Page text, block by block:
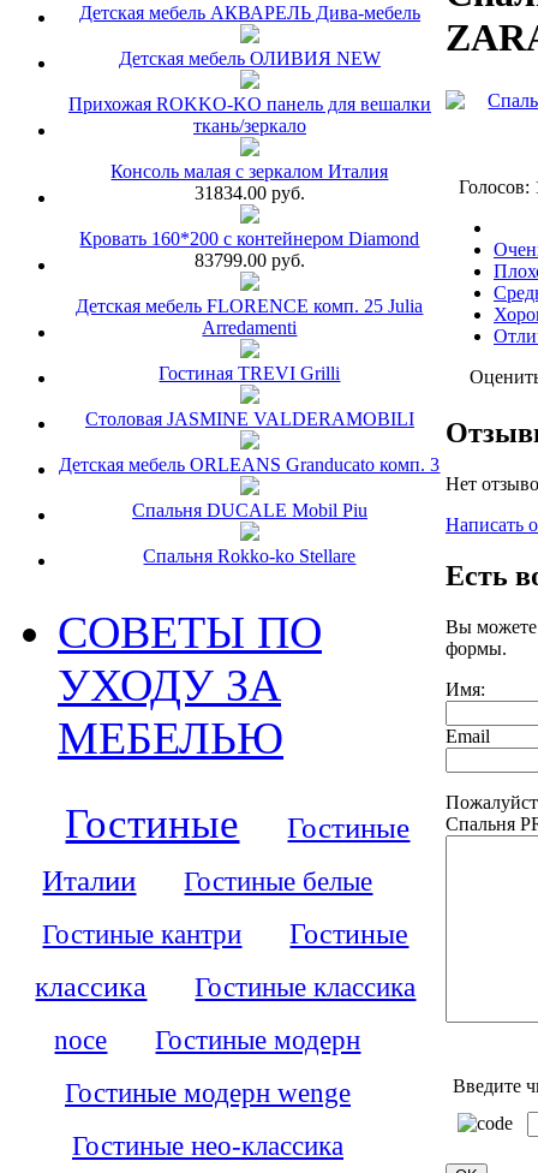
Детская мебель АКВАРЕЛЬ Дива-мебель
Детская мебель ОЛИВИЯ NEW
Прихожая ROKKO-KO панель для вешалки
ткань/зеркало
Консоль малая с зеркалом Италия
31834.00 руб.
Кровать 160*200 с контейнером Diamond
83799.00 руб.
Детская мебель FLORENCE комп. 25 Julia
Arredamenti
Гостиная TREVI Grilli
Столовая JASMINE VALDERAMOBILI
Детская мебель ORLEANS Granducato комп. 3
Спальня DUCALE Mobil Piu
Спальня Rokko-ko Stellare
СОВЕТЫ ПО
УХОДУ ЗА
МЕБЕЛЬЮ
Гостиные
Гостиные
Италии
Гостиные белые
Гостиные кантри
Гостиные
классика
Гостиные классика
noce
Гостиные модерн
Гостиные модерн wenge
Гостиные нео-классика
Голосов:
Нет
Написать
Есть
Вы можете
формы.
Имя:
Email
Спальня
Введите